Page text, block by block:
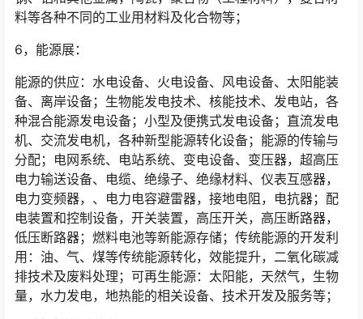
料等各种不同的工业用材料及化合物等；
6，能源展：
能源的供应：水电设备、火电设备、风电设备、太阳能装
备、离岸设备；生物能发电技术、核能技术、发电站，各
种混合能源发电设备；小型及便携式发电设备；直流发电
机、交流发电机，各种新型能源转化设备；能源的传输与
分配；电网系统、电站系统、变电设备、变压器，超高压
电力输送设备、电缆、绝缘子、绝缘材料、仪表互感器，
电力变频器，、电力电容避雷器，接地电阻，电抗器；配
电装置和控制设备，开关装置，高压开关，高压断路器，
低压断路器；燃料电池等新能源存储；传统能源的开发利
用：油、气、煤等传统能源转化，效能提升，二氧化碳减
排技术及废料处理；可再生能源：太阳能，天然气，生物
量，水力发电，地热能的相关设备、技术开发及服务等；